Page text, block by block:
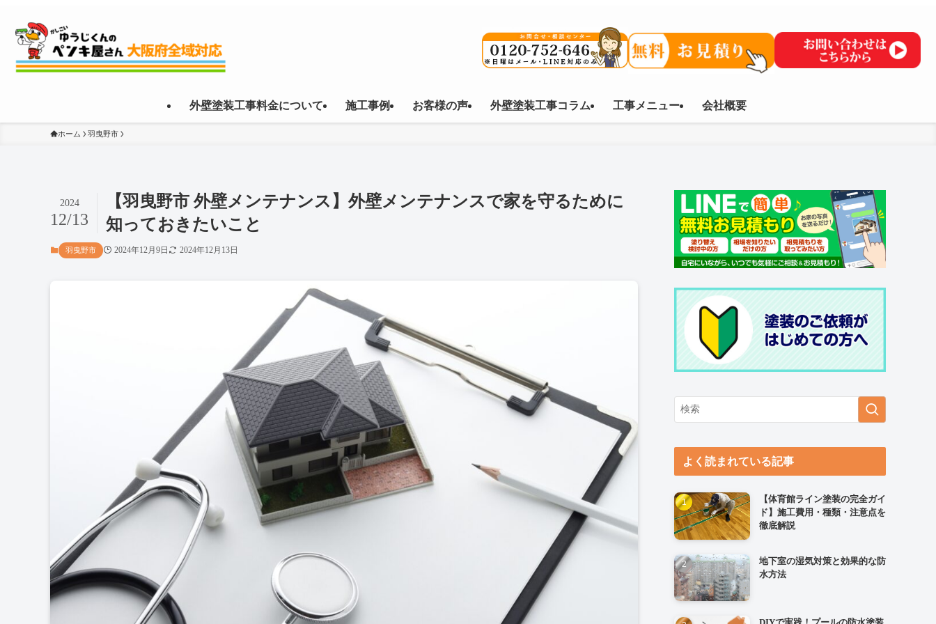
外壁塗装工事料金について 施工事例 お客様の声 外壁塗装工事コラム 工事メニュー 会社概要
ホーム 羽曳野市
【羽曳野市 外壁メンテナンス】外壁メンテナンスで家を守るために
知っておきたいこと
2024
12/13
羽曳野市 2024年12月9日 2024年12月13日
よく読まれている記事
【体育館ライン塗装の完全ガイ
ド】施工費用・種類・注意点を
徹底解説
地下室の湿気対策と効果的な防
水方法